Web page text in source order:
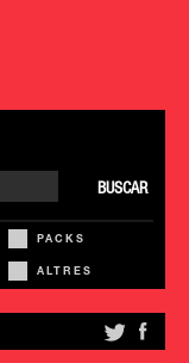
BUSCAR
PACKS
ALTRES